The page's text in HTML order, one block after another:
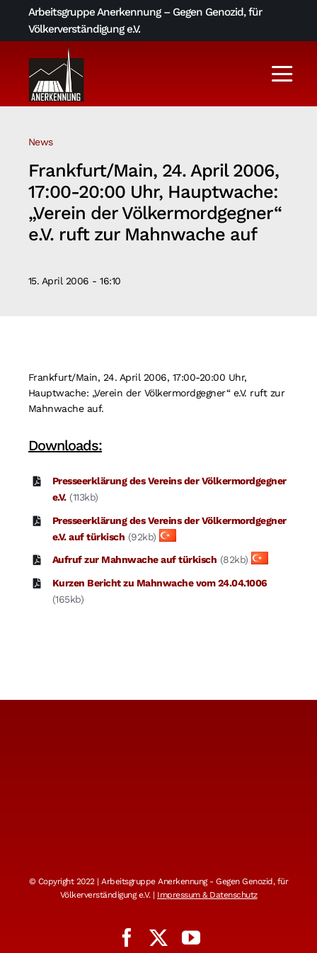
Arbeitsgruppe Anerkennung – Gegen Genozid, für
Völkerverständigung e.V.
Über uns
AGA-Archiv
News
Frankfurt/Main, 24. April 2006,
17:00-20:00 Uhr, Hauptwache:
„Verein der Völkermordgegner“
e.V. ruft zur Mahnwache auf
15. April 2006 - 16:10
Frankfurt/Main, 24. April 2006, 17:00-20:00 Uhr,
Hauptwache: „Verein der Völkermordgegner“ e.V. ruft zur
Mahnwache auf.
Downloads:
Presseerklärung des Vereins der Völkermordgegner
e.V.(113kb)
Presseerklärung des Vereins der Völkermordgegner
e.V. auf türkisch (92kb)
Aufruf zur Mahnwache auf türkisch (82kb)
Kurzen Bericht zu Mahnwache vom 24.04.1006
(165kb)
© Copyright 2022 | Arbeitsgruppe Anerkennung - Gegen Genozid, für
Völkerverständigung e.V. | Impressum & Datenschutz